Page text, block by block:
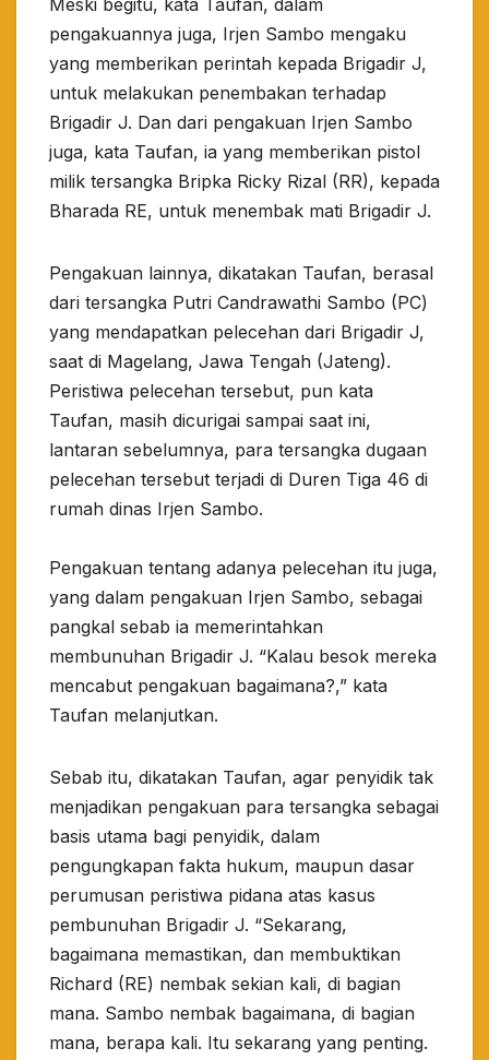
Meski begitu, kata Taufan, dalam
pengakuannya juga, Irjen Sambo mengaku
yang memberikan perintah kepada Brigadir J,
untuk melakukan penembakan terhadap
Brigadir J. Dan dari pengakuan Irjen Sambo
juga, kata Taufan, ia yang memberikan pistol
milik tersangka Bripka Ricky Rizal (RR), kepada
Bharada RE, untuk menembak mati Brigadir J.
Pengakuan lainnya, dikatakan Taufan, berasal
dari tersangka Putri Candrawathi Sambo (PC)
yang mendapatkan pelecehan dari Brigadir J,
saat di Magelang, Jawa Tengah (Jateng).
Peristiwa pelecehan tersebut, pun kata
Taufan, masih dicurigai sampai saat ini,
lantaran sebelumnya, para tersangka dugaan
pelecehan tersebut terjadi di Duren Tiga 46 di
rumah dinas Irjen Sambo.
Pengakuan tentang adanya pelecehan itu juga,
yang dalam pengakuan Irjen Sambo, sebagai
pangkal sebab ia memerintahkan
membunuhan Brigadir J. “Kalau besok mereka
mencabut pengakuan bagaimana?,” kata
Taufan melanjutkan.
Sebab itu, dikatakan Taufan, agar penyidik tak
menjadikan pengakuan para tersangka sebagai
basis utama bagi penyidik, dalam
pengungkapan fakta hukum, maupun dasar
perumusan peristiwa pidana atas kasus
pembunuhan Brigadir J. “Sekarang,
bagaimana memastikan, dan membuktikan
Richard (RE) nembak sekian kali, di bagian
mana. Sambo nembak bagaimana, di bagian
mana, berapa kali. Itu sekarang yang penting.